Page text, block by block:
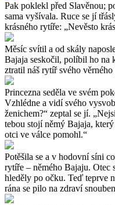
Pak poklekl před Slavěnou;
sama vyšívala. Ruce se jí
krásného rytíře: „Nevěsto
Měsíc svítil a od skály
Bajaja seskočil, políbil ho na
ztratil náš rytíř svého věrného
Princezna seděla ve svém
Vzhlédne a vidí svého
ženichem?“ zeptal se jí.
tebou stojí němý Bajaja,
otci ve válce pomohl.“
Potěšila se a v hodovní síni
rytíře – němého Bajaju. Otec
hleděly po očku. Teď teprve
rána se pilo na zdraví